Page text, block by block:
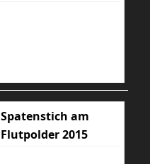
Spatenstich am
Flutpolder 2015